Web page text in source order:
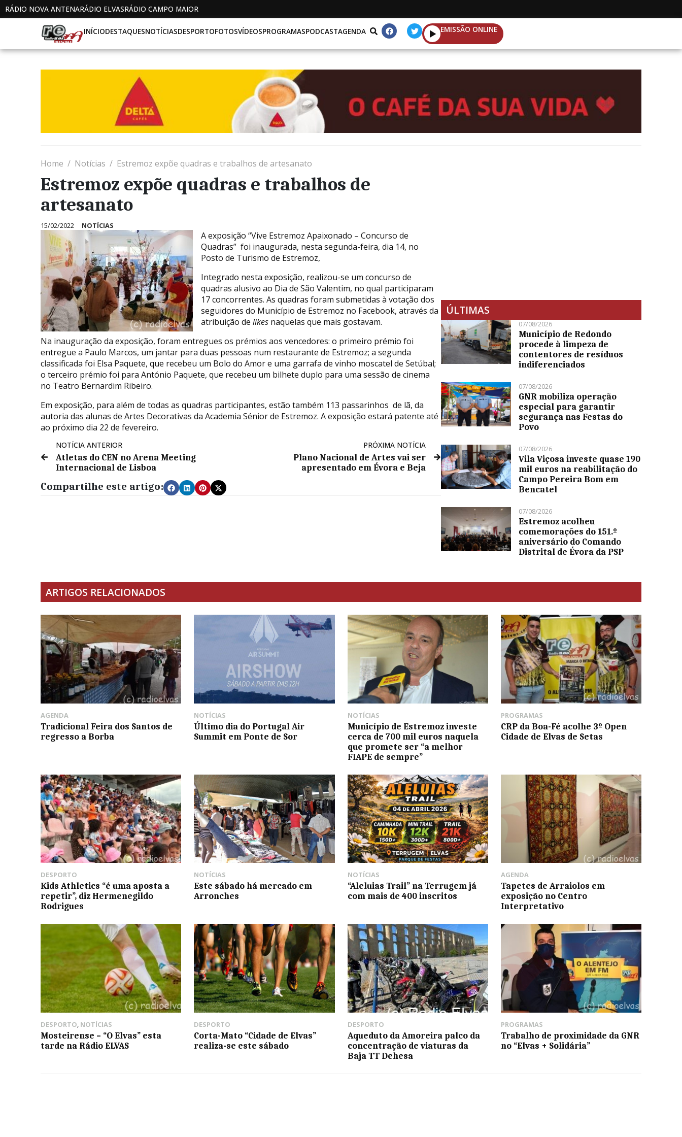
RÁDIO NOVA ANTENARÁDIO ELVASRÁDIO CAMPO MAIOR
INÍCIODESTAQUESNOTÍCIASDESPORTOFOTOSVÍDEOSPROGRAMASPODCASTAGENDA EMISSÃO ONLINE
Home Notícias Estremoz expõe quadras e trabalhos de artesanato
Estremoz expõe quadras e trabalhos de
artesanato
15/02/2022 NOTÍCIAS
A exposição “Vive Estremoz Apaixonado – Concurso de
Quadras” foi inaugurada, nesta segunda-feira, dia 14, no
Posto de Turismo de Estremoz,
Integrado nesta exposição, realizou-se um concurso de
quadras alusivo ao Dia de São Valentim, no qual participaram
17 concorrentes. As quadras foram submetidas à votação dos
seguidores do Município de Estremoz no Facebook, através da
atribuição de likes naquelas que mais gostavam.
Na inauguração da exposição, foram entregues os prémios aos vencedores: o primeiro prémio foi
entregue a Paulo Marcos, um jantar para duas pessoas num restaurante de Estremoz; a segunda
classificada foi Elsa Paquete, que recebeu um Bolo do Amor e uma garrafa de vinho moscatel de Setúbal;
o terceiro prémio foi para António Paquete, que recebeu um bilhete duplo para uma sessão de cinema
no Teatro Bernardim Ribeiro.
Em exposição, para além de todas as quadras participantes, estão também 113 passarinhos de lã, da
autoria das alunas de Artes Decorativas da Academia Sénior de Estremoz. A exposição estará patente até
ao próximo dia 22 de fevereiro.
NOTÍCIA ANTERIOR
Atletas do CEN no Arena Meeting
Internacional de Lisboa
PRÓXIMA NOTÍCIA
Plano Nacional de Artes vai ser
apresentado em Évora e Beja
Compartilhe este artigo:
ÚLTIMAS
07/08/2026
Município de Redondo
procede à limpeza de
contentores de resíduos
indiferenciados
07/08/2026
GNR mobiliza operação
especial para garantir
segurança nas Festas do
Povo
07/08/2026
Vila Viçosa investe quase 190
mil euros na reabilitação do
Campo Pereira Bom em
Bencatel
07/08/2026
Estremoz acolheu
comemorações do 151.º
aniversário do Comando
Distrital de Évora da PSP
ARTIGOS RELACIONADOS
AGENDA
Tradicional Feira dos Santos de
regresso a Borba
NOTÍCIAS
Último dia do Portugal Air
Summit em Ponte de Sor
NOTÍCIAS
Município de Estremoz investe
cerca de 700 mil euros naquela
que promete ser “a melhor
FIAPE de sempre”
PROGRAMAS
CRP da Boa-Fé acolhe 3º Open
Cidade de Elvas de Setas
DESPORTO
Kids Athletics “é uma aposta a
repetir”, diz Hermenegildo
Rodrigues
NOTÍCIAS
Este sábado há mercado em
Arronches
NOTÍCIAS
“Aleluias Trail” na Terrugem já
com mais de 400 inscritos
AGENDA
Tapetes de Arraiolos em
exposição no Centro
Interpretativo
DESPORTO, NOTÍCIAS
Mosteirense – “O Elvas” esta
tarde na Rádio ELVAS
DESPORTO
Corta-Mato “Cidade de Elvas”
realiza-se este sábado
DESPORTO
Aqueduto da Amoreira palco da
concentração de viaturas da
Baja TT Dehesa
PROGRAMAS
Trabalho de proximidade da GNR
no “Elvas + Solidária”